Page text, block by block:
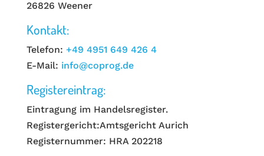
26826 Weener
Kontakt:
Telefon: +49 4951 649 426 4
E-Mail: info@coprog.de
Registereintrag:
Eintragung im Handelsregister.
Registergericht:Amtsgericht Aurich
Registernummer: HRA 202218